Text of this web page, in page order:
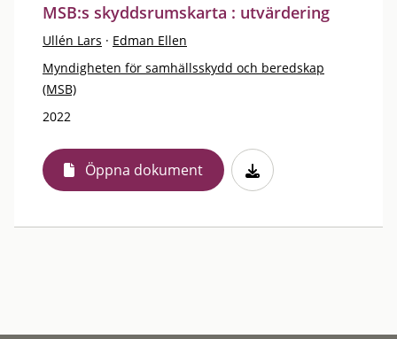
MSB:s skyddsrumskarta : utvärdering
Ullén Lars · Edman Ellen
Myndigheten för samhällsskydd och beredskap
(MSB)
2022
Öppna dokument